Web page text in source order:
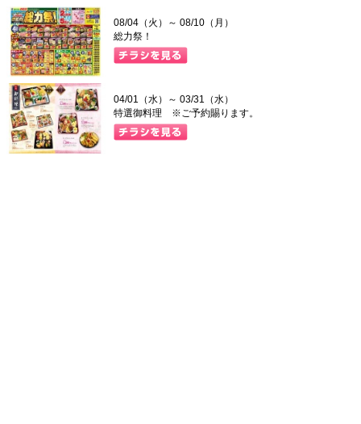
08/04（火）～ 08/10（月）
総力祭！
04/01（水）～ 03/31（水）
特選御料理 ※ご予約賜ります。